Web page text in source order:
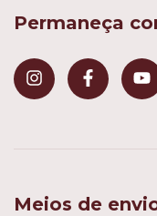
Permaneça
Meios de